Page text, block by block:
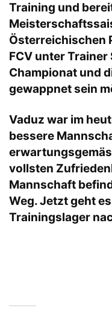
Training und
Österreichischen
FCV unter
Championat und
gewappnet sein
Vaduz war im
bessere
vollsten
Mannschaft
Weg. Jetzt geht
Trainingslager